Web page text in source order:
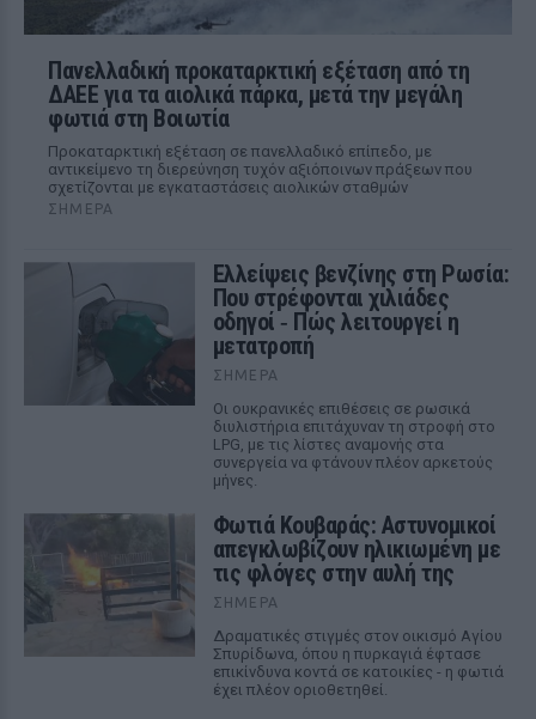
Πανελλαδική προκαταρκτική εξέταση από τη
ΔΑΕΕ για τα αιολικά πάρκα, μετά την μεγάλη
φωτιά στη Βοιωτία
Προκαταρκτική εξέταση σε πανελλαδικό επίπεδο, με
αντικείμενο τη διερεύνηση τυχόν αξιόποινων πράξεων που
σχετίζονται με εγκαταστάσεις αιολικών σταθμών
ΣΉΜΕΡΑ
Ελλείψεις βενζίνης στη Ρωσία:
Που στρέφονται χιλιάδες
οδηγοί ‑ Πώς λειτουργεί η
μετατροπή
ΣΉΜΕΡΑ
Οι ουκρανικές επιθέσεις σε ρωσικά
διυλιστήρια επιτάχυναν τη στροφή στο
LPG, με τις λίστες αναμονής στα
συνεργεία να φτάνουν πλέον αρκετούς
μήνες.
Φωτιά Κουβαράς: Αστυνομικοί
απεγκλωβίζουν ηλικιωμένη με
τις φλόγες στην αυλή της
ΣΉΜΕΡΑ
Δραματικές στιγμές στον οικισμό Αγίου
Σπυρίδωνα, όπου η πυρκαγιά έφτασε
επικίνδυνα κοντά σε κατοικίες - η φωτιά
έχει πλέον οριοθετηθεί.